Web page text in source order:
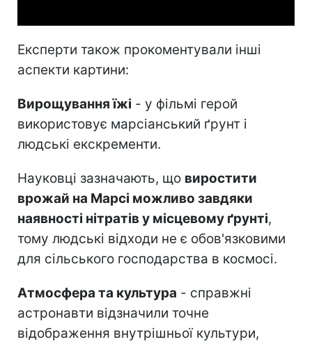
Експерти також прокоментували інші
аспекти картини:
Вирощування їжі - у фільмі герой
використовує марсіанський ґрунт і
людські екскременти.
Науковці зазначають, що виростити
врожай на Марсі можливо завдяки
наявності нітратів у місцевому ґрунті,
тому людські відходи не є обов'язковими
для сільського господарства в космосі.
Атмосфера та культура - справжні
астронавти відзначили точне
відображення внутрішньої культури,